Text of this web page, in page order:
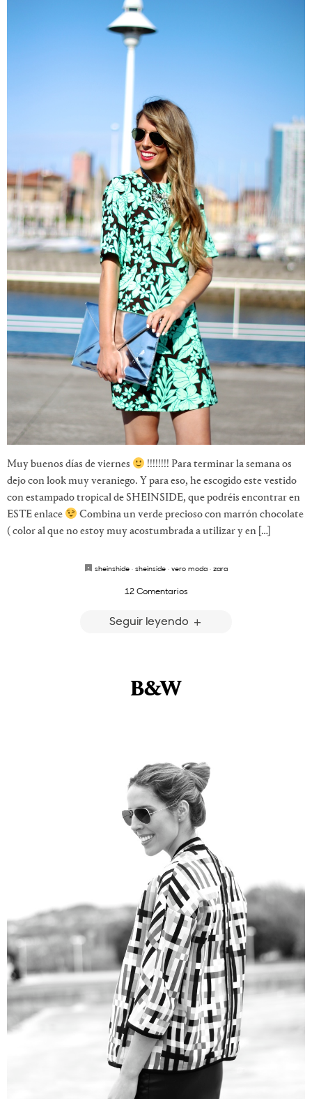
Muy buenos días de viernes
!!!!!!!! Para terminar la semana os
dejo con look muy veraniego. Y para eso, he escogido este vestido
con estampado tropical de SHEINSIDE, que podréis encontrar en
ESTE enlace
Combina un verde precioso con marrón chocolate
( color al que no estoy muy acostumbrada a utilizar y en […]
sheinshide · sheinside · vero moda · zara
12 Comentarios
Seguir leyendo
B&W